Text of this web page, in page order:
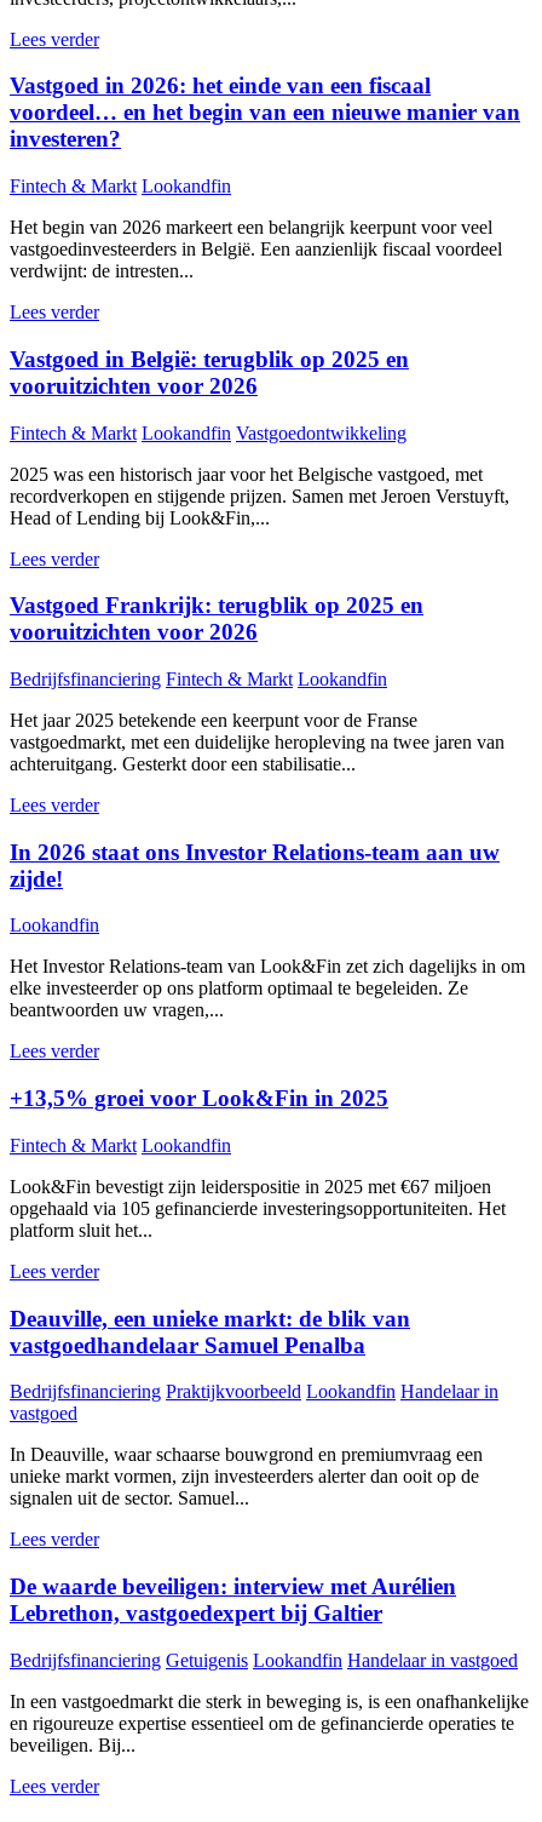
Lees verder
Vastgoed in 2026: het einde van een fiscaal
voordeel… en het begin van een nieuwe manier van
investeren?
Fintech & Markt Lookandfin
Het begin van 2026 markeert een belangrijk keerpunt voor veel
vastgoedinvesteerders in België. Een aanzienlijk fiscaal voordeel
verdwijnt: de intresten...
Lees verder
Vastgoed in België: terugblik op 2025 en
vooruitzichten voor 2026
Fintech & Markt Lookandfin Vastgoedontwikkeling
2025 was een historisch jaar voor het Belgische vastgoed, met
recordverkopen en stijgende prijzen. Samen met Jeroen Verstuyft,
Head of Lending bij Look&Fin,...
Lees verder
Vastgoed Frankrijk: terugblik op 2025 en
vooruitzichten voor 2026
Bedrijfsfinanciering Fintech & Markt Lookandfin
Het jaar 2025 betekende een keerpunt voor de Franse
vastgoedmarkt, met een duidelijke heropleving na twee jaren van
achteruitgang. Gesterkt door een stabilisatie...
Lees verder
In 2026 staat ons Investor Relations-team aan uw
zijde!
Lookandfin
Het Investor Relations-team van Look&Fin zet zich dagelijks in om
elke investeerder op ons platform optimaal te begeleiden. Ze
beantwoorden uw vragen,...
Lees verder
+13,5% groei voor Look&Fin in 2025
Fintech & Markt Lookandfin
Look&Fin bevestigt zijn leiderspositie in 2025 met €67 miljoen
opgehaald via 105 gefinancierde investeringsopportuniteiten. Het
platform sluit het...
Lees verder
Deauville, een unieke markt: de blik van
vastgoedhandelaar Samuel Penalba
Bedrijfsfinanciering Praktijkvoorbeeld Lookandfin Handelaar in
vastgoed
In Deauville, waar schaarse bouwgrond en premiumvraag een
unieke markt vormen, zijn investeerders alerter dan ooit op de
signalen uit de sector. Samuel...
Lees verder
De waarde beveiligen: interview met Aurélien
Lebrethon, vastgoedexpert bij Galtier
Bedrijfsfinanciering Getuigenis Lookandfin Handelaar in vastgoed
In een vastgoedmarkt die sterk in beweging is, is een onafhankelijke
en rigoureuze expertise essentieel om de gefinancierde operaties te
beveiligen. Bij...
Lees verder